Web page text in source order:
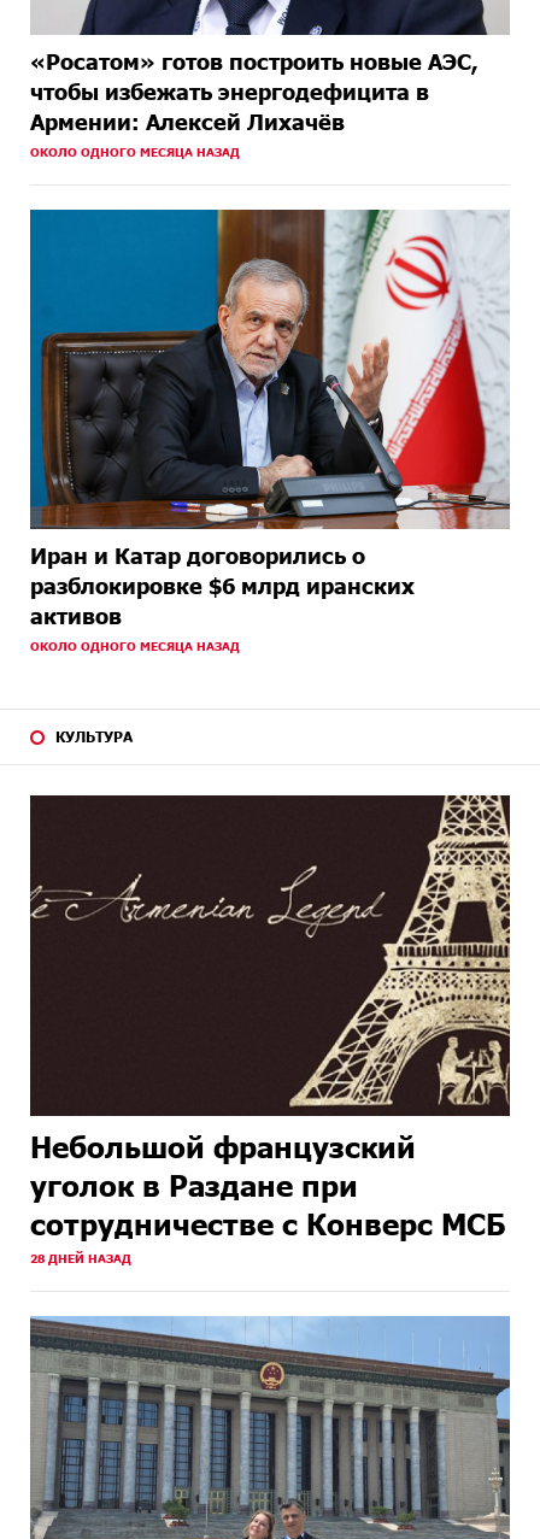
«Росатом» готов построить новые АЭС,
чтобы избежать энергодефицита в
Армении: Алексей Лихачёв
ОКОЛО ОДНОГО МЕСЯЦА НАЗАД
Иран и Катар договорились о
разблокировке $6 млрд иранских
активов
ОКОЛО ОДНОГО МЕСЯЦА НАЗАД
КУЛЬТУРА
Небольшой французский
уголок в Раздане при
сотрудничестве с Конверс МСБ
28 ДНЕЙ НАЗАД